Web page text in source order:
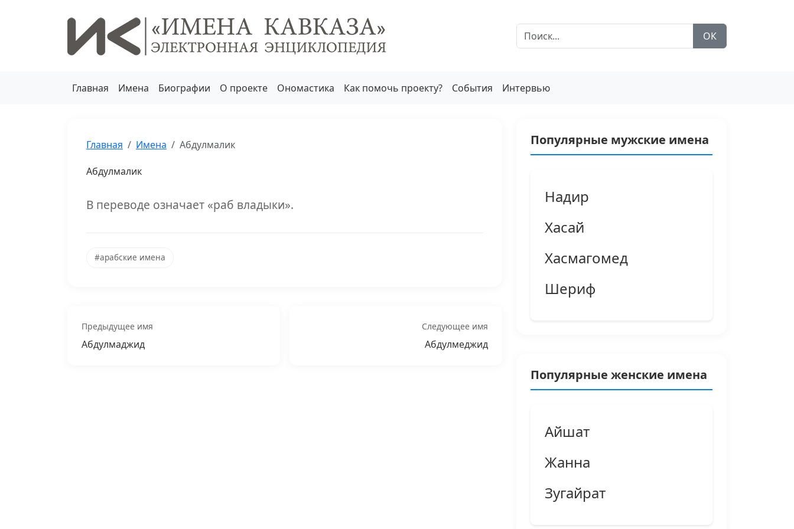
ОК
Главная Имена Биографии О проекте Ономастика Как помочь проекту? События Интервью
Главная Имена Абдулмалик
Абдулмалик
В переводе означает «раб владыки».
#арабские имена
Предыдущее имя
Абдулмаджид
Следующее имя
Абдулмеджид
Популярные мужские имена
Надир
Хасай
Хасмагомед
Шериф
Популярные женские имена
Айшат
Жанна
Зугайрат